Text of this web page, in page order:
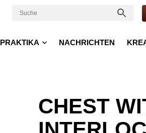
PRAKTIKA NACHRICHTEN
CHEST